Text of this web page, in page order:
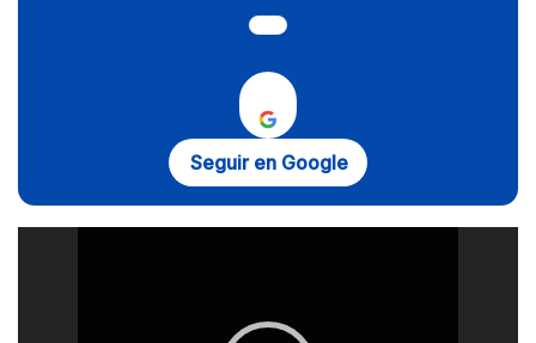
Seguir en Google